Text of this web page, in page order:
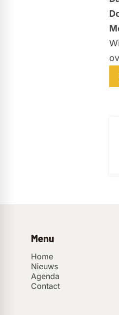
Menu
Home
Nieuws
Agenda
Contact